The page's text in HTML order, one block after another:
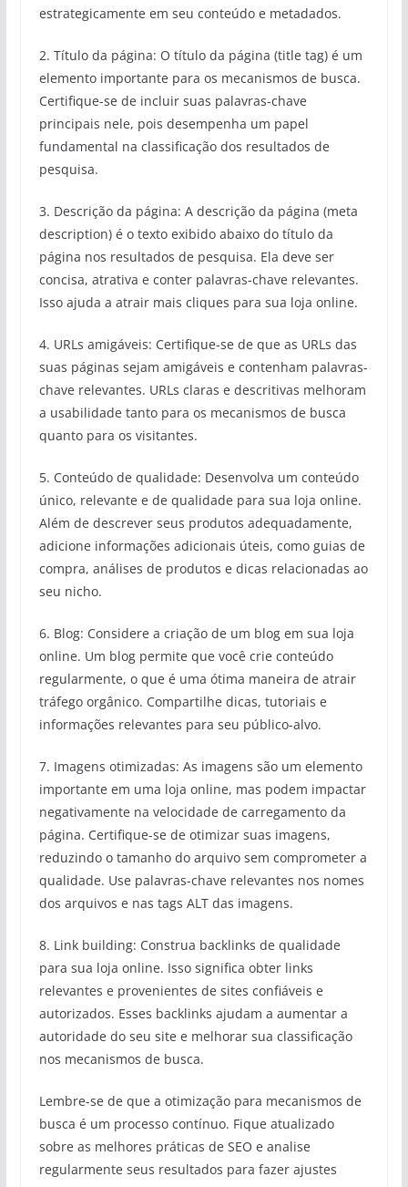
estrategicamente em seu conteúdo e metadados.
2. Título da página: O título da página (title tag) é um
elemento importante para os mecanismos de busca.
Certifique-se de incluir suas palavras-chave
principais nele, pois desempenha um papel
fundamental na classificação dos resultados de
pesquisa.
3. Descrição da página: A descrição da página (meta
description) é o texto exibido abaixo do título da
página nos resultados de pesquisa. Ela deve ser
concisa, atrativa e conter palavras-chave relevantes.
Isso ajuda a atrair mais cliques para sua loja online.
4. URLs amigáveis: Certifique-se de que as URLs das
suas páginas sejam amigáveis ​​e contenham palavras-
chave relevantes. URLs claras e descritivas melhoram
a usabilidade tanto para os mecanismos de busca
quanto para os visitantes.
5. Conteúdo de qualidade: Desenvolva um conteúdo
único, relevante e de qualidade para sua loja online.
Além de descrever seus produtos adequadamente,
adicione informações adicionais úteis, como guias de
compra, análises de produtos e dicas relacionadas ao
seu nicho.
6. Blog: Considere a criação de um blog em sua loja
online. Um blog permite que você crie conteúdo
regularmente, o que é uma ótima maneira de atrair
tráfego orgânico. Compartilhe dicas, tutoriais e
informações relevantes para seu público-alvo.
7. Imagens otimizadas: As imagens são um elemento
importante em uma loja online, mas podem impactar
negativamente na velocidade de carregamento da
página. Certifique-se de otimizar suas imagens,
reduzindo o tamanho do arquivo sem comprometer a
qualidade. Use palavras-chave relevantes nos nomes
dos arquivos e nas tags ALT das imagens.
8. Link building: Construa backlinks de qualidade
para sua loja online. Isso significa obter links
relevantes e provenientes de sites confiáveis ​​e
autorizados. Esses backlinks ajudam a aumentar a
autoridade do seu site e melhorar sua classificação
nos mecanismos de busca.
Lembre-se de que a otimização para mecanismos de
busca é um processo contínuo. Fique atualizado
sobre as melhores práticas de SEO e analise
regularmente seus resultados para fazer ajustes